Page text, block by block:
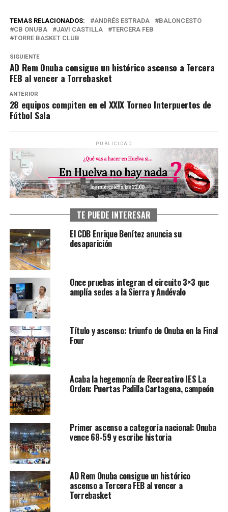
TEMAS RELACIONADOS: ANDRÉS ESTRADA
BALONCESTO
CB ONUBA
JAVI CASTILLA
TERCERA FEB
TORRE BASKET CLUB
SIGUIENTE
AD Rem Onuba consigue un histórico ascenso a Tercera
FEB al vencer a Torrebasket
ANTERIOR
28 equipos compiten en el XXIX Torneo Interpuertos de
Fútbol Sala
PUBLICIDAD
TE PUEDE INTERESAR
El CDB Enrique Benítez anuncia su
desaparición
Once pruebas integran el circuito 3×3 que
amplía sedes a la Sierra y Andévalo
Título y ascenso: triunfo de Onuba en la Final
Four
Acaba la hegemonía de Recreativo IES La
Orden: Puertas Padilla Cartagena, campeón
Primer ascenso a categoría nacional: Onuba
vence 68-59 y escribe historia
AD Rem Onuba consigue un histórico
ascenso a Tercera FEB al vencer a
Torrebasket